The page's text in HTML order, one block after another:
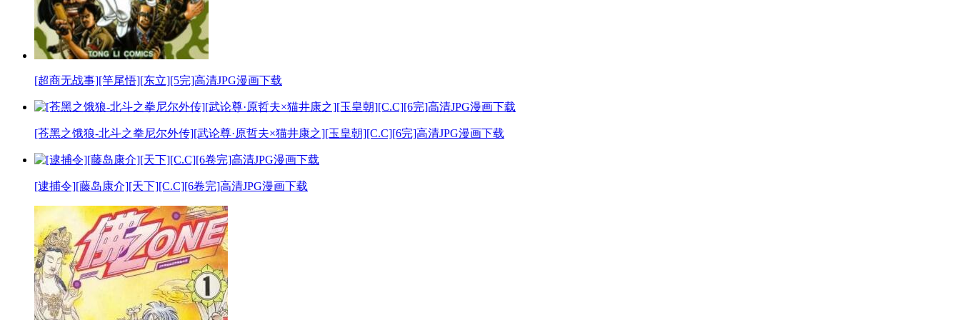
[超商无战事][竿尾悟][东立][5完]高清JPG漫画下载
[苍黑之饿狼-北斗之拳尼尔外传][武论尊·原哲夫×猫井康之][玉皇朝][C.C][6完]高清JPG漫画下载
[逮捕令][藤岛康介][天下][C.C][6卷完]高清JPG漫画下载